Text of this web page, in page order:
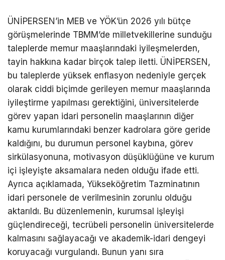
ÜNİPERSEN’in MEB ve YÖK’ün 2026 yılı bütçe
görüşmelerinde TBMM’de milletvekillerine sunduğu
taleplerde memur maaşlarındaki iyileşmelerden,
tayin hakkına kadar birçok talep iletti. ÜNİPERSEN,
bu taleplerde yüksek enflasyon nedeniyle gerçek
olarak ciddi biçimde gerileyen memur maaşlarında
iyileştirme yapılması gerektiğini, üniversitelerde
görev yapan idari personelin maaşlarının diğer
kamu kurumlarındaki benzer kadrolara göre geride
kaldığını, bu durumun personel kaybına, görev
sirkülasyonuna, motivasyon düşüklüğüne ve kurum
içi işleyişte aksamalara neden olduğu ifade etti.
Ayrıca açıklamada, Yükseköğretim Tazminatının
idari personele de verilmesinin zorunlu olduğu
aktarıldı. Bu düzenlemenin, kurumsal işleyişi
güçlendireceği, tecrübeli personelin üniversitelerde
kalmasını sağlayacağı ve akademik-idari dengeyi
koruyacağı vurgulandı. Bunun yanı sıra